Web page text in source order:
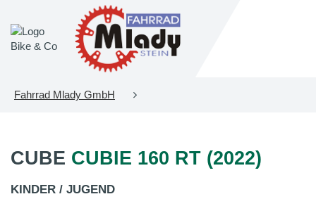
Fahrrad Mlady GmbH
CUBE CUBIE 160 RT (2022)
KINDER / JUGEND